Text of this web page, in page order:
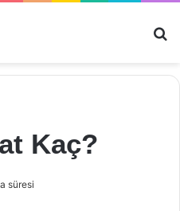
Kaç?
süresi